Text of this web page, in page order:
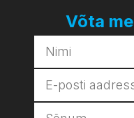
Võta